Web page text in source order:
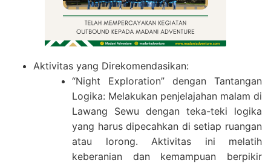
Aktivitas yang Direkomendasikan:
“Night Exploration” dengan Tantangan
Logika: Melakukan penjelajahan malam di
Lawang Sewu dengan teka-teki logika
yang harus dipecahkan di setiap ruangan
atau lorong. Aktivitas ini melatih
keberanian dan kemampuan berpikir